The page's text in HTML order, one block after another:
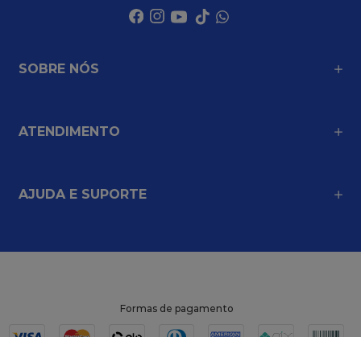
SOBRE NÓS
ATENDIMENTO
AJUDA E SUPORTE
Formas de pagamento